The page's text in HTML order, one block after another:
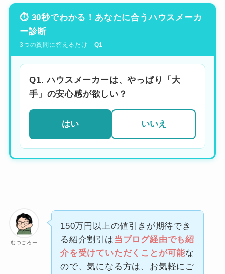
⏱ 30秒でわかる！あなたに合うハウスメーカ
ー診断
3つの質問に答えるだけ Q1
Q1. ハウスメーカーは、やっぱり「大
手」の安心感が欲しい？
はい いいえ
むつごろー
150万円以上の値引きが期待でき
る紹介割引は当ブログ経由でも紹
介を受けていただくことが可能な
ので、気になる方は、お気軽にご